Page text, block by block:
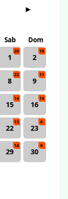
▶
Sab
Dom
1
20
2
19
8
22
9
11
15
14
16
14
22
13
23
6
29
14
30
6